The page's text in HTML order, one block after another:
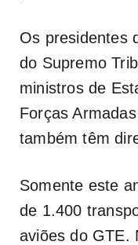
Os presidentes
do Supremo
ministros de
Forças
também têm
Somente este
de 1.400
aviões do GTE.